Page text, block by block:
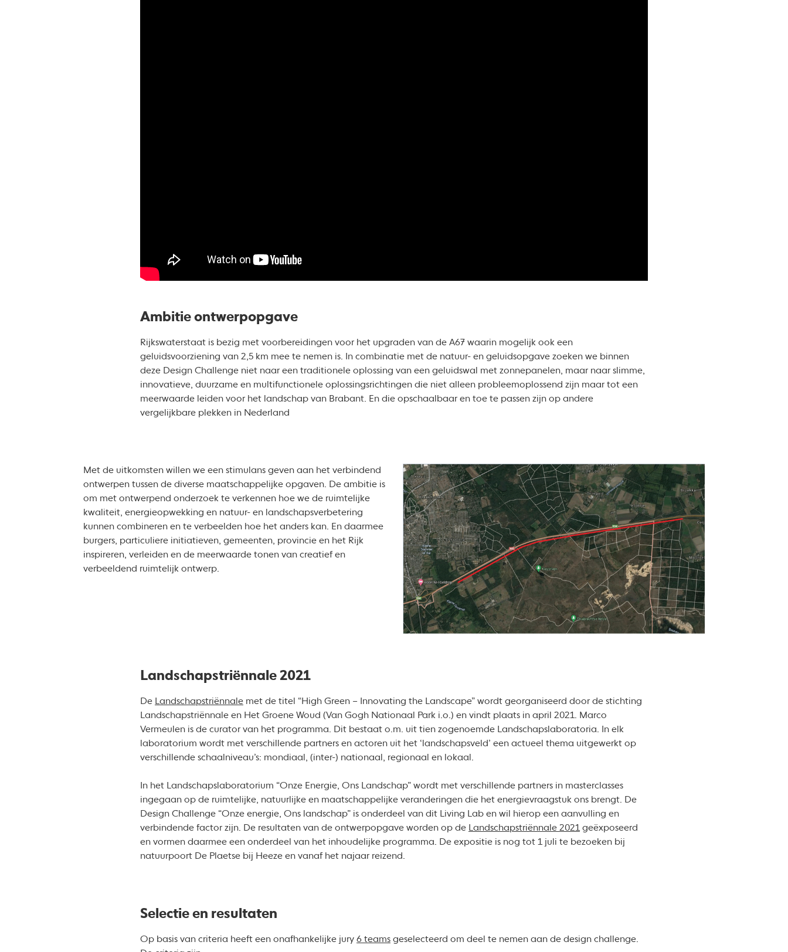
Ambitie ontwerpopgave
Rijkswaterstaat is bezig met voorbereidingen voor het upgraden van de A67 waarin mogelijk ook een
geluidsvoorziening van 2,5 km mee te nemen is. In combinatie met de natuur- en geluidsopgave zoeken we binnen
deze Design Challenge niet naar een traditionele oplossing van een geluidswal met zonnepanelen, maar naar slimme,
innovatieve, duurzame en multifunctionele oplossingsrichtingen die niet alleen probleemoplossend zijn maar tot een
meerwaarde leiden voor het landschap van Brabant. En die opschaalbaar en toe te passen zijn op andere
vergelijkbare plekken in Nederland
Met de uitkomsten willen we een stimulans geven aan het verbindend
ontwerpen tussen de diverse maatschappelijke opgaven. De ambitie is
om met ontwerpend onderzoek te verkennen hoe we de ruimtelijke
kwaliteit, energieopwekking en natuur- en landschapsverbetering
kunnen combineren en te verbeelden hoe het anders kan. En daarmee
burgers, particuliere initiatieven, gemeenten, provincie en het Rijk
inspireren, verleiden en de meerwaarde tonen van creatief en
verbeeldend ruimtelijk ontwerp.
Landschapstriënnale 2021
De Landschapstriënnale met de titel “High Green – Innovating the Landscape” wordt georganiseerd door de stichting
Landschapstriënnale en Het Groene Woud (Van Gogh Nationaal Park i.o.) en vindt plaats in april 2021. Marco
Vermeulen is de curator van het programma. Dit bestaat o.m. uit tien zogenoemde Landschapslaboratoria. In elk
laboratorium wordt met verschillende partners en actoren uit het ‘landschapsveld’ een actueel thema uitgewerkt op
verschillende schaalniveau’s: mondiaal, (inter-) nationaal, regionaal en lokaal.
In het Landschapslaboratorium “Onze Energie, Ons Landschap” wordt met verschillende partners in masterclasses
ingegaan op de ruimtelijke, natuurlijke en maatschappelijke veranderingen die het energievraagstuk ons brengt. De
Design Challenge “Onze energie, Ons landschap” is onderdeel van dit Living Lab en wil hierop een aanvulling en
verbindende factor zijn. De resultaten van de ontwerpopgave worden op de Landschapstriënnale 2021 geëxposeerd
en vormen daarmee een onderdeel van het inhoudelijke programma. De expositie is nog tot 1 juli te bezoeken bij
natuurpoort De Plaetse bij Heeze en vanaf het najaar reizend.
Selectie en resultaten
Op basis van criteria heeft een onafhankelijke jury 6 teams geselecteerd om deel te nemen aan de design challenge.